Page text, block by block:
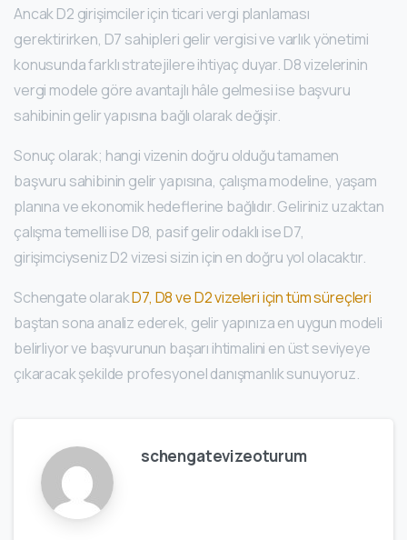
Ancak D2 girişimciler için ticari vergi planlaması
gerektirirken, D7 sahipleri gelir vergisi ve varlık yönetimi
konusunda farklı stratejilere ihtiyaç duyar. D8 vizelerinin
vergi modele göre avantajlı hâle gelmesi ise başvuru
sahibinin gelir yapısına bağlı olarak değişir.
Sonuç olarak; hangi vizenin doğru olduğu tamamen
başvuru sahibinin gelir yapısına, çalışma modeline, yaşam
planına ve ekonomik hedeflerine bağlıdır. Geliriniz uzaktan
çalışma temelli ise D8, pasif gelir odaklı ise D7,
girişimciyseniz D2 vizesi sizin için en doğru yol olacaktır.
Schengate olarakD7, D8 ve D2 vizeleri için tüm süreçleri
baştan sona analiz ederek, gelir yapınıza en uygun modeli
belirliyor ve başvurunun başarı ihtimalini en üst seviyeye
çıkaracak şekilde profesyonel danışmanlık sunuyoruz.
schengatevizeoturum